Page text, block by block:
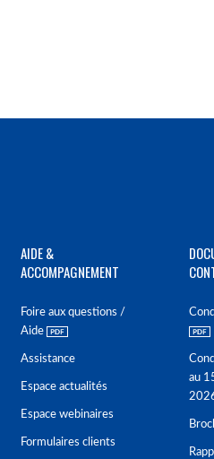
AIDE &
ACCOMPAGNEMENT
Foire aux questions /
Aide
Assistance
Espace actualités
Espace webinaires
Formulaires clients
au